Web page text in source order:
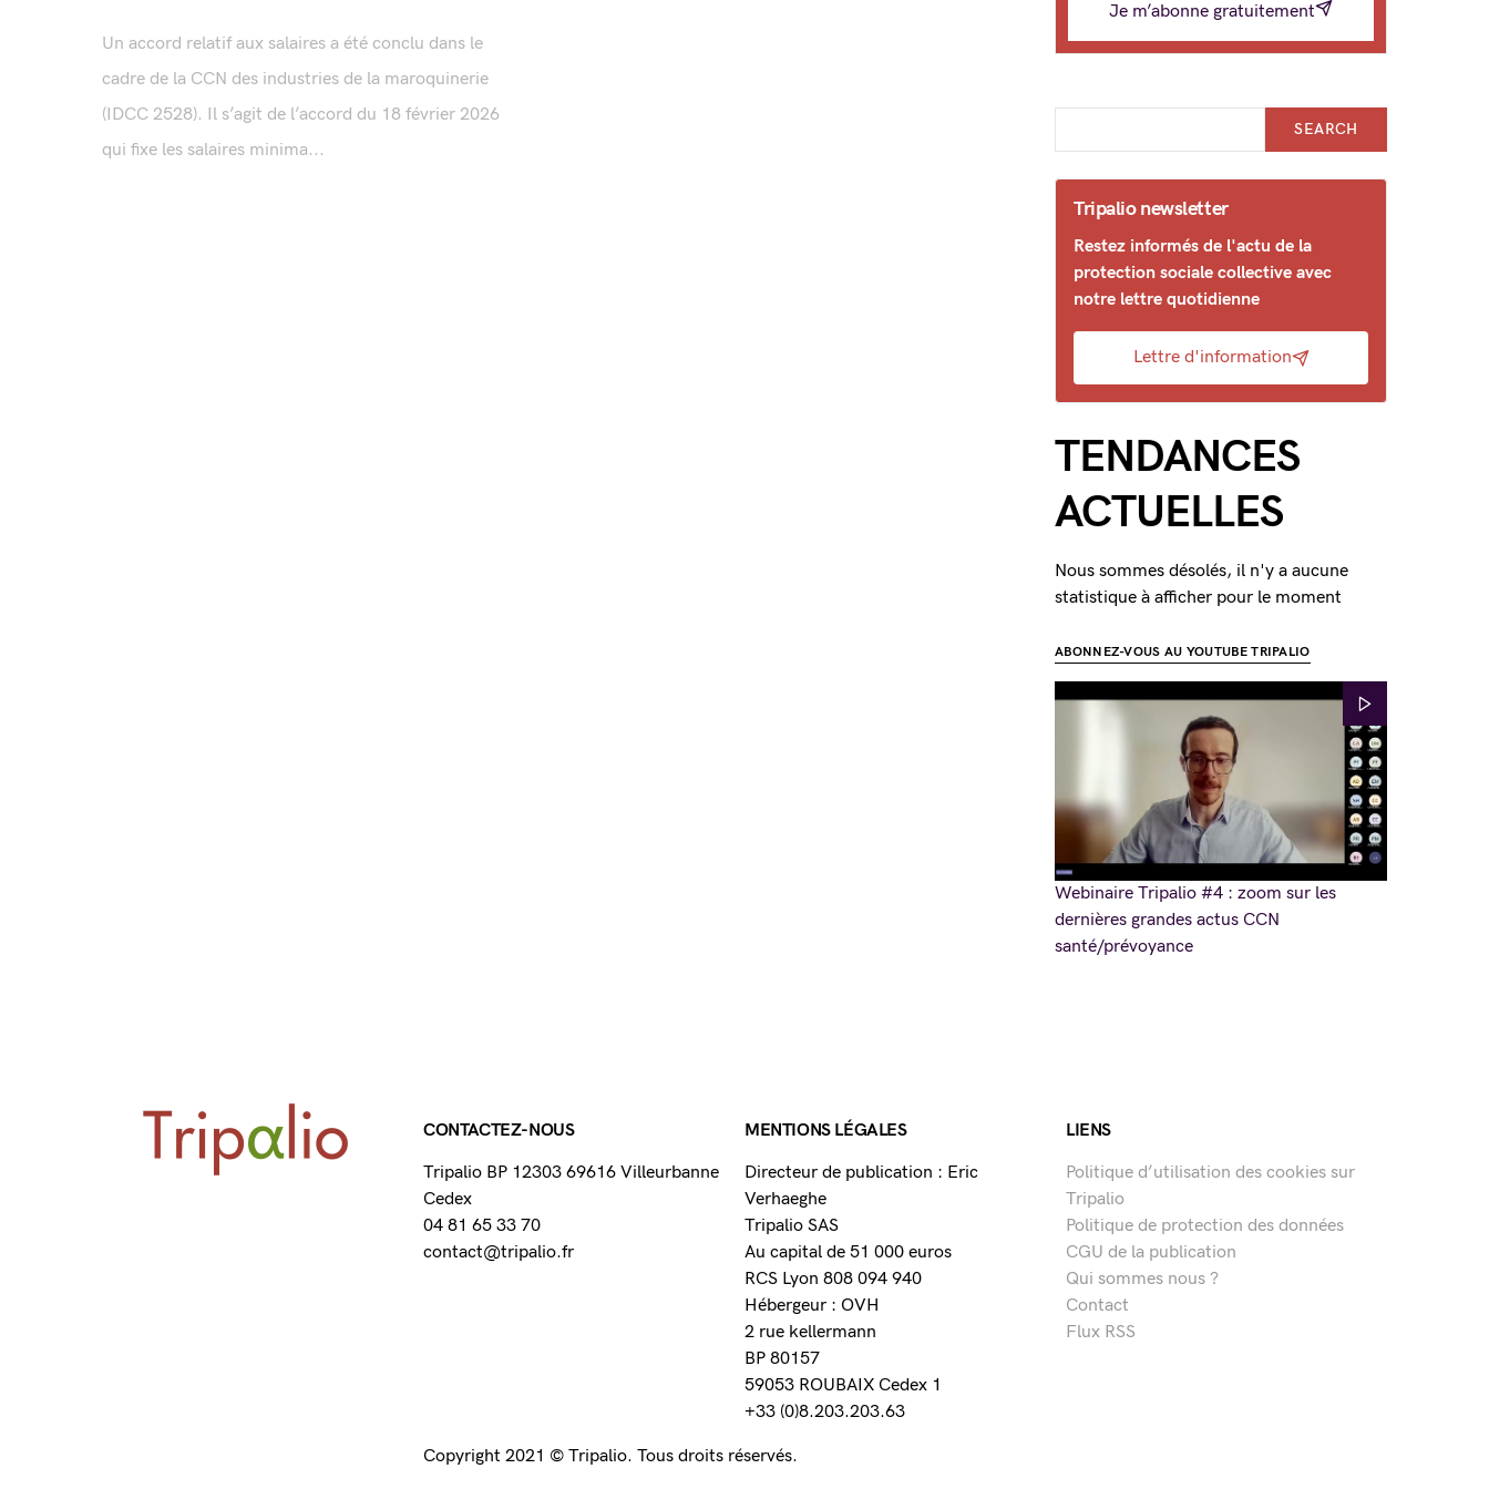
Un accord relatif aux salaires a été conclu dans le
cadre de la CCN des industries de la maroquinerie
(IDCC 2528). Il s’agit de l’accord du 18 février 2026
qui fixe les salaires minima...
Je m’abonne gratuitement
SEARCH
Tripalio newsletter
Restez informés de l'actu de la
protection sociale collective avec
notre lettre quotidienne
Lettre d'information
TENDANCES
ACTUELLES
Nous sommes désolés, il n'y a aucune
statistique à afficher pour le moment
ABONNEZ-VOUS AU YOUTUBE TRIPALIO
Webinaire Tripalio #4 : zoom sur les
dernières grandes actus CCN
santé/prévoyance
CONTACTEZ-NOUS
Tripalio BP 12303 69616 Villeurbanne
Cedex
04 81 65 33 70
contact@tripalio.fr
MENTIONS LÉGALES
Directeur de publication : Eric
Verhaeghe
Tripalio SAS
Au capital de 51 000 euros
RCS Lyon 808 094 940
Hébergeur : OVH
2 rue kellermann
BP 80157
59053 ROUBAIX Cedex 1
+33 (0)8.203.203.63
LIENS
Politique d’utilisation des cookies sur
Tripalio
Politique de protection des données
CGU de la publication
Qui sommes nous ?
Contact
Flux RSS
Copyright 2021 © Tripalio. Tous droits réservés.